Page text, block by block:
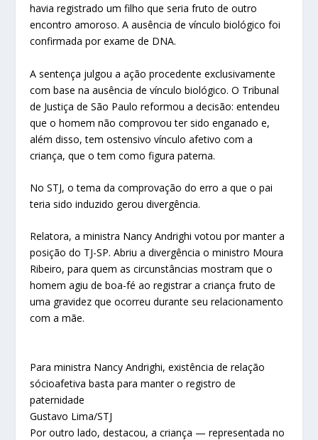
havia registrado um filho que seria fruto de outro
encontro amoroso. A ausência de vínculo biológico foi
confirmada por exame de DNA.
A sentença julgou a ação procedente exclusivamente
com base na ausência de vínculo biológico. O Tribunal
de Justiça de São Paulo reformou a decisão: entendeu
que o homem não comprovou ter sido enganado e,
além disso, tem ostensivo vínculo afetivo com a
criança, que o tem como figura paterna.
No STJ, o tema da comprovação do erro a que o pai
teria sido induzido gerou divergência.
Relatora, a ministra Nancy Andrighi votou por manter a
posição do TJ-SP. Abriu a divergência o ministro Moura
Ribeiro, para quem as circunstâncias mostram que o
homem agiu de boa-fé ao registrar a criança fruto de
uma gravidez que ocorreu durante seu relacionamento
com a mãe.
Para ministra Nancy Andrighi, existência de relação
sócioafetiva basta para manter o registro de
paternidade
Gustavo Lima/STJ
Por outro lado, destacou, a criança — representada no